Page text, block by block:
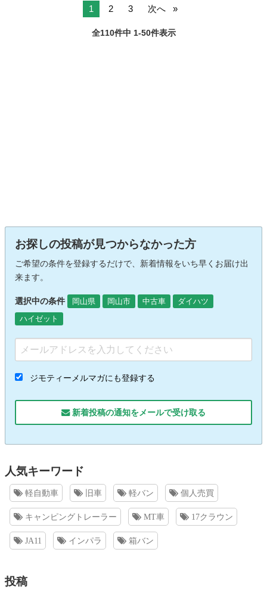
1 2 3 次へ
全110件中 1-50件表示
お探しの投稿が見つからなかった方
ご希望の条件を登録するだけで、新着情報をいち早くお届け出
来ます。
選択中の条件 岡山県 岡山市 中古車
ダイハツ
ハイゼット
ジモティーメルマガにも登録する
新着投稿の通知をメールで受け取る
人気キーワード
軽自動車 旧車 軽バン 個人売買
キャンピングトレーラー MT車 17クラウン
JA11 インパラ 箱バン
投稿